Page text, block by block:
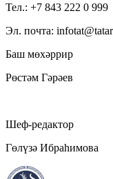
Тел.: +7 843 222 0 999
Эл. почта:
Баш мөхәррир
Рөстәм Гәрәев
Шеф-редактор
Гөлүзә Ибраһимова